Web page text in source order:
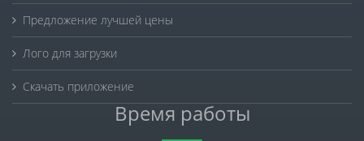
Предложение лучшей цены
Лого для загрузки
Скачать приложение
Время работы